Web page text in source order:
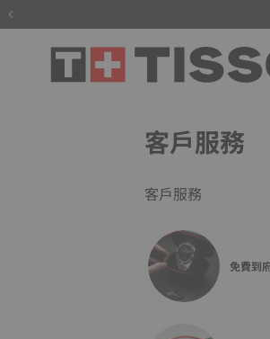
客戶服務
客戶服務
免費到